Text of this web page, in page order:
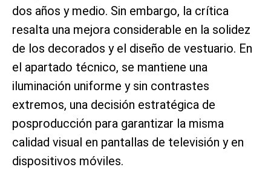
dos años y medio. Sin embargo, la crítica
resalta una mejora considerable en la solidez
de los decorados y el diseño de vestuario. En
el apartado técnico, se mantiene una
iluminación uniforme y sin contrastes
extremos, una decisión estratégica de
posproducción para garantizar la misma
calidad visual en pantallas de televisión y en
dispositivos móviles.